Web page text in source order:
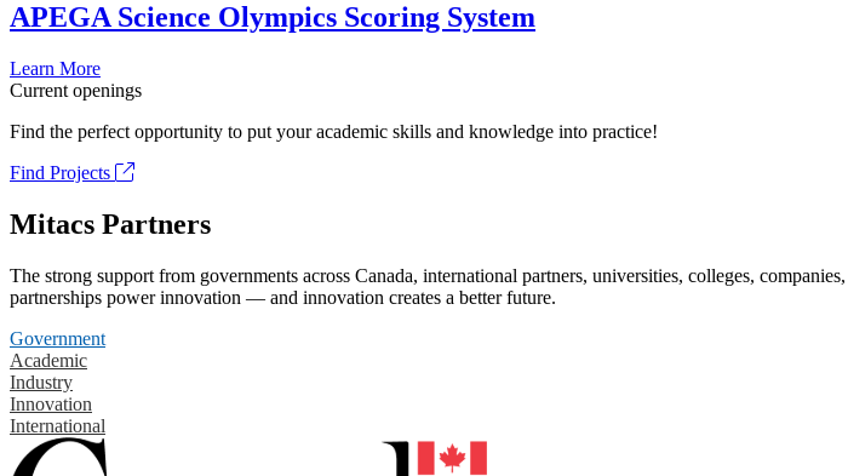
APEGA Science Olympics Scoring System
Learn More
Current openings
Find the perfect opportunity to put your academic skills and knowledge into practice!
Find Projects
Mitacs Partners
The strong support from governments across Canada, international partners, universities, colleges,
partnerships power innovation — and innovation creates a better future.
Government
Academic
Industry
Innovation
International